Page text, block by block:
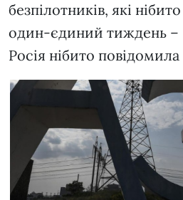
безпілотників, які
один-єдиний тиждень –
Росія нібито